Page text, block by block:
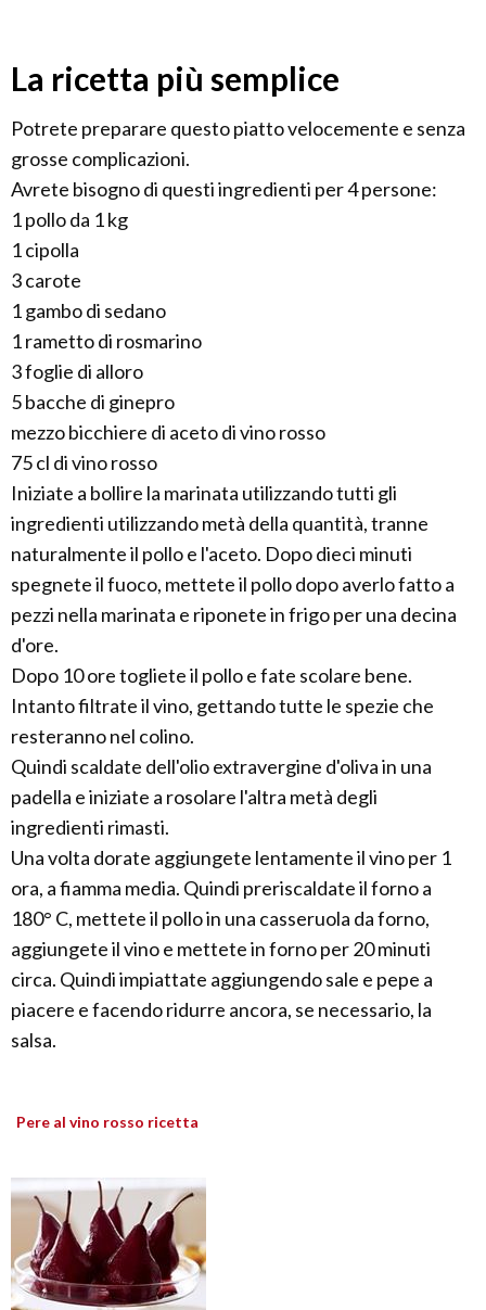
La ricetta più semplice
Potrete preparare questo piatto velocemente e senza
grosse complicazioni.
Avrete bisogno di questi ingredienti per 4 persone:
1 pollo da 1 kg
1 cipolla
3 carote
1 gambo di sedano
1 rametto di rosmarino
3 foglie di alloro
5 bacche di ginepro
mezzo bicchiere di aceto di vino rosso
75 cl di vino rosso
Iniziate a bollire la marinata utilizzando tutti gli
ingredienti utilizzando metà della quantità, tranne
naturalmente il pollo e l'aceto. Dopo dieci minuti
spegnete il fuoco, mettete il pollo dopo averlo fatto a
pezzi nella marinata e riponete in frigo per una decina
d'ore.
Dopo 10 ore togliete il pollo e fate scolare bene.
Intanto filtrate il vino, gettando tutte le spezie che
resteranno nel colino.
Quindi scaldate dell'olio extravergine d'oliva in una
padella e iniziate a rosolare l'altra metà degli
ingredienti rimasti.
Una volta dorate aggiungete lentamente il vino per 1
ora, a fiamma media. Quindi preriscaldate il forno a
180° C, mettete il pollo in una casseruola da forno,
aggiungete il vino e mettete in forno per 20 minuti
circa. Quindi impiattate aggiungendo sale e pepe a
piacere e facendo ridurre ancora, se necessario, la
salsa.
Pere al vino rosso ricetta